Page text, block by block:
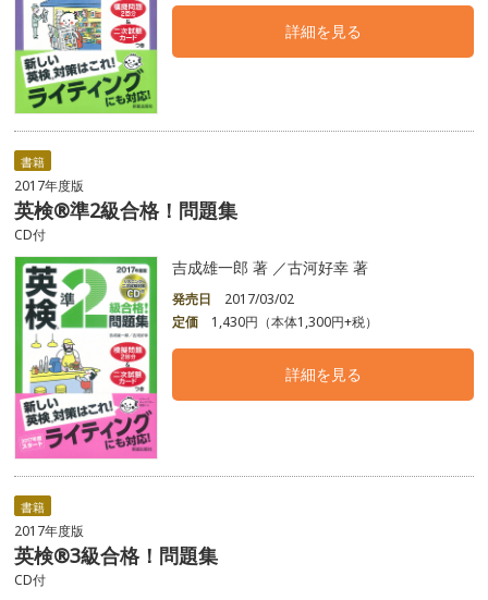
詳細を見る
書籍
2017年度版
英検®準2級合格！問題集
CD付
吉成雄一郎 著 ／古河好幸 著
発売日
2017/03/02
定価
1,430円（本体1,300円+税）
詳細を見る
書籍
2017年度版
英検®3級合格！問題集
CD付